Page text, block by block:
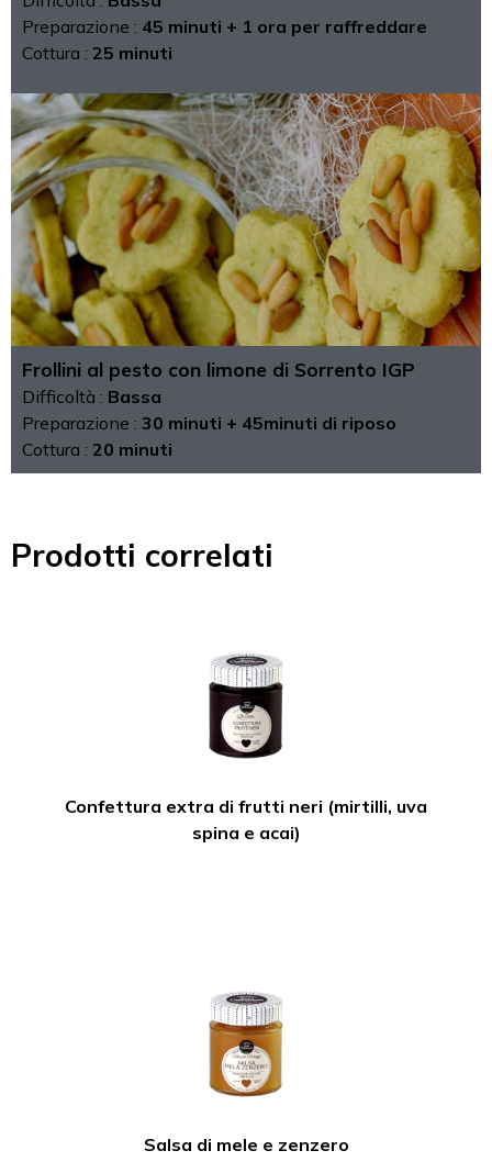
Preparazione : 45 minuti + 1 ora per raffreddare
Cottura : 25 minuti
Frollini al pesto con limone di Sorrento IGP
Difficoltà : Bassa
Preparazione : 30 minuti + 45minuti di riposo
Cottura : 20 minuti
Prodotti correlati
Confettura extra di frutti neri (mirtilli, uva
spina e acai)
Salsa di mele e zenzero